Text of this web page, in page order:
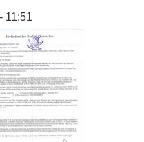
11:51